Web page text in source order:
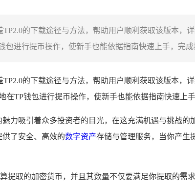
的下载途径与方法，帮助用户顺利获取该版本
进行提币操作，使新手也能依据指南快速上手，完
TP2.0的下载途径与方法，帮助用户顺利获取该版本，
TP钱包进行提币操作，使新手也能依据指南快速上
力吸引着众多投资者的目光，在这充满机遇与挑战的
了安全、高效的数字资产存储与管理服务，当你产生
提取的加密货币，并且其数量不仅要满足你提取的